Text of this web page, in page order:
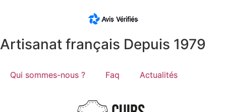
Artisanat français Depuis 1979
Qui sommes-nous ? Faq Actualités